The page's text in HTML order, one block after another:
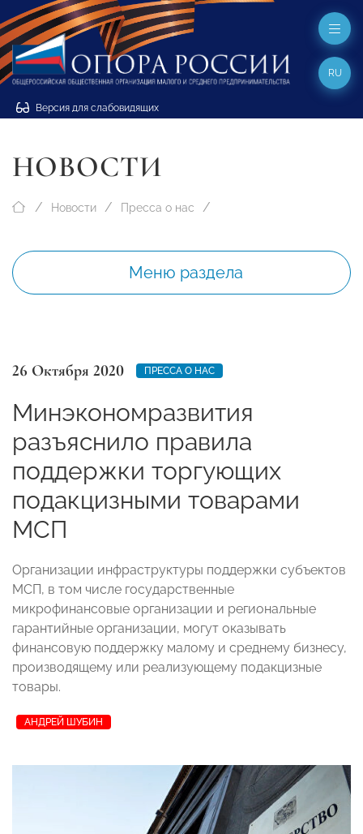
Версия для слабовидящих
RU
НОВОСТИ
Новости Пресса о нас
Меню раздела
26 Октября 2020 ПРЕССА О НАС
Минэкономразвития
разъяснило правила
поддержки торгующих
подакцизными товарами
МСП
Организации инфраструктуры поддержки субъектов
МСП, в том числе государственные
микрофинансовые организации и региональные
гарантийные организации, могут оказывать
финансовую поддержку малому и среднему бизнесу,
производящему или реализующему подакцизные
товары.
АНДРЕЙ ШУБИН